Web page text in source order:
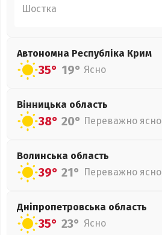
Шостка
Автономна Республіка Крим
35° 19° Ясно
Вінницька область
38° 20° Переважно ясно
Волинська область
39° 21° Переважно ясно
Дніпропетровська область
35° 23° Ясно